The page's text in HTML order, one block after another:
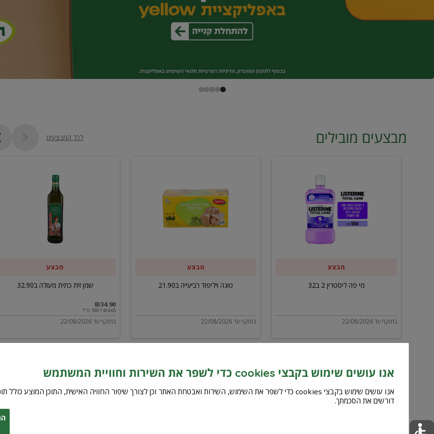
מבצעים מובילים לכל המבצעים
ליסטרין
מבצע
מי פה ליסטרין 2 ב32
בתוקף עד 22/08/2026
ויליפוד
רביעייה
מבצע
טונה ויליפוד רביעייה ב21.90
בתוקף עד 22/08/2026
מבצע
שמן זית כתית מעולה ב32.90
₪34.90
₪4.65 ל-100 מ"ל
בתוקף עד 22/08/2026
אנו עושים שימוש בקבצי cookies כדי לשפר את השירות וחוויית המשתמש
דורשים את הסכמתך.